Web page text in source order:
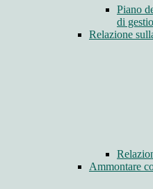
Piano
di
Relazione
Ammontare